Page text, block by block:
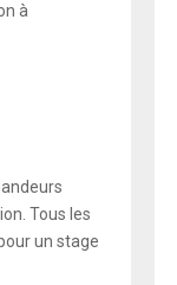
à
Tous les
un stage